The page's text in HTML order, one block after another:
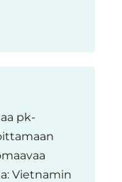
pk-
Vietnamin